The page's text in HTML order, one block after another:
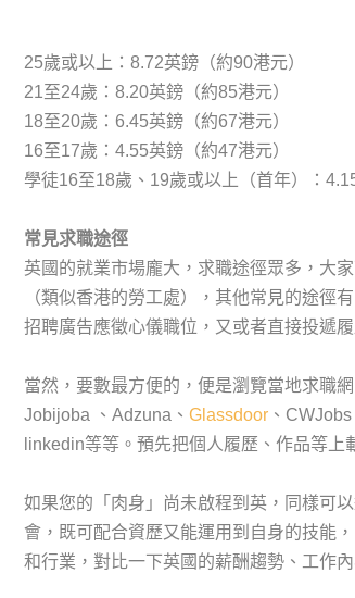
25歲或以上：8.72英鎊（約90港元）
21至24歲：8.20英鎊（約85港元）
18至20歲：6.45英鎊（約67港元）
16至17歲：4.55英鎊（約47港元）
學徒16至18歲、19歲或以上（首年）：
常見求職途徑
英國的就業市場龐大，求職途徑眾多，大
（類似香港的勞工處），其他常見的途徑
招聘廣告應徵心儀職位，又或者直接投遞
當然，要數最方便的，便是瀏覽當地求職
Jobijoba 、Adzuna、 Glassdoor 、CWJobs
linkedin等等。預先把個人履歷、作品等
如果您的「肉身」尚未啟程到英，同樣可
會，既可配合資歷又能運用到自身的技能
和行業，對比一下英國的薪酬趨勢、工作